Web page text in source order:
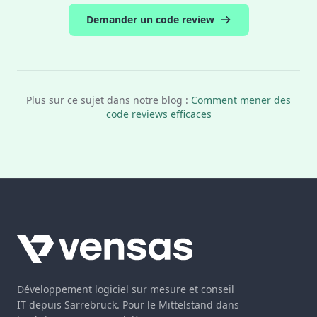
Demander un code review
Plus sur ce sujet dans notre blog : Comment mener des
code reviews efficaces
Développement logiciel sur mesure et conseil
IT depuis Sarrebruck. Pour le Mittelstand dans